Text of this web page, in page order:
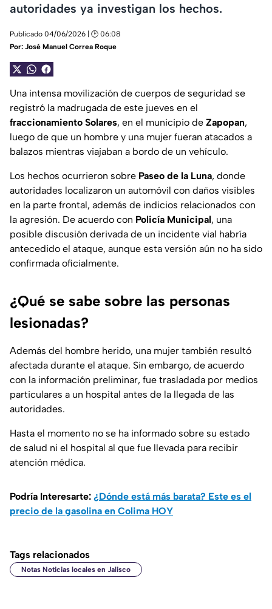
autoridades ya investigan los hechos.
Publicado 04/06/2026 | 🕑 06:08
Por: José Manuel Correa Roque
Una intensa movilización de cuerpos de seguridad se
registró la madrugada de este jueves en el
fraccionamiento Solares, en el municipio de Zapopan,
luego de que un hombre y una mujer fueran atacados a
balazos mientras viajaban a bordo de un vehículo.
Los hechos ocurrieron sobre Paseo de la Luna, donde
autoridades localizaron un automóvil con daños visibles
en la parte frontal, además de indicios relacionados con
la agresión. De acuerdo con Policía Municipal, una
posible discusión derivada de un incidente vial habría
antecedido el ataque, aunque esta versión aún no ha sido
confirmada oficialmente.
¿Qué se sabe sobre las personas
lesionadas?
Además del hombre herido, una mujer también resultó
afectada durante el ataque. Sin embargo, de acuerdo
con la información preliminar, fue trasladada por medios
particulares a un hospital antes de la llegada de las
autoridades.
Hasta el momento no se ha informado sobre su estado
de salud ni el hospital al que fue llevada para recibir
atención médica.
Podría Interesarte: ¿Dónde está más barata? Este es el
precio de la gasolina en Colima HOY
Tags relacionados
Notas Noticias locales en Jalisco